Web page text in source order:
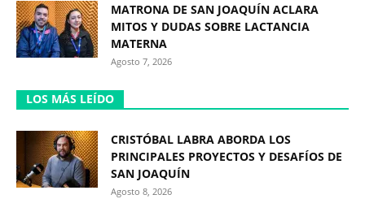
MATRONA DE SAN JOAQUÍN ACLARA
MITOS Y DUDAS SOBRE LACTANCIA
MATERNA
Agosto 7, 2026
LOS MÁS LEÍDO
CRISTÓBAL LABRA ABORDA LOS
PRINCIPALES PROYECTOS Y DESAFÍOS DE
SAN JOAQUÍN
Agosto 8, 2026